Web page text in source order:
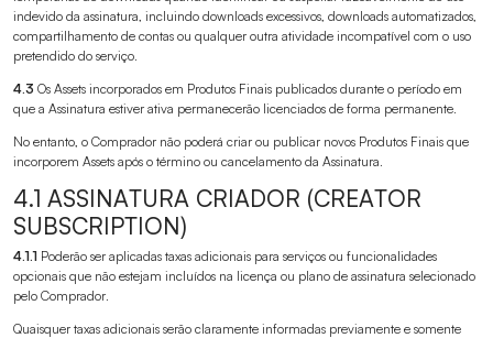
indevido da assinatura, incluindo downloads excessivos, downloads automatizados,
compartilhamento de contas ou qualquer outra atividade incompatível com o uso
pretendido do serviço.
4.3 Os Assets incorporados em Produtos Finais publicados durante o período em
que a Assinatura estiver ativa permanecerão licenciados de forma permanente.
No entanto, o Comprador não poderá criar ou publicar novos Produtos Finais que
incorporem Assets após o término ou cancelamento da Assinatura.
4.1 ASSINATURA CRIADOR (CREATOR
SUBSCRIPTION)
4.1.1 Poderão ser aplicadas taxas adicionais para serviços ou funcionalidades
opcionais que não estejam incluídos na licença ou plano de assinatura selecionado
pelo Comprador.
Quaisquer taxas adicionais serão claramente informadas previamente e somente